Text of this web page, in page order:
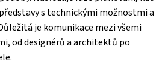
s technickými možnostmi a
je komunikace mezi všemi
od designérů a architektů po